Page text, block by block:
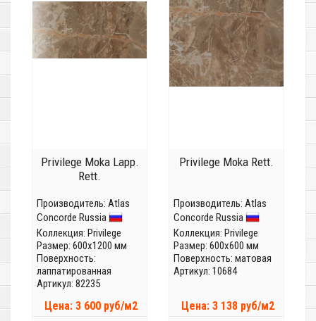
Privilege Moka Lapp.
Rett.
Производитель: Atlas
Concorde Russia
Коллекция: Privilege
Размер: 600x1200 мм
Поверхность:
лаппатированная
Артикул: 82235
Цена: 3 600 руб/м2
Privilege Moka Rett.
Производитель: Atlas
Concorde Russia
Коллекция: Privilege
Размер: 600x600 мм
Поверхность: матовая
Артикул: 10684
Цена: 3 138 руб/м2